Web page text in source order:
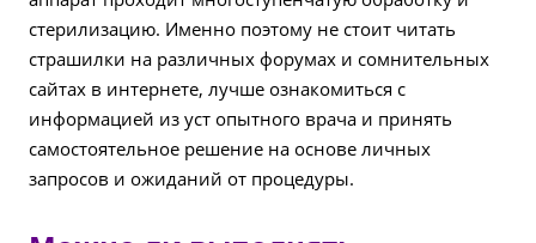
стерилизацию. Именно поэтому не стоит читать
страшилки на различных форумах и сомнительных
сайтах в интернете, лучше ознакомиться с
информацией из уст опытного врача и принять
самостоятельное решение на основе личных
запросов и ожиданий от процедуры.